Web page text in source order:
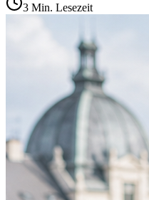
3 Min. Lesezeit